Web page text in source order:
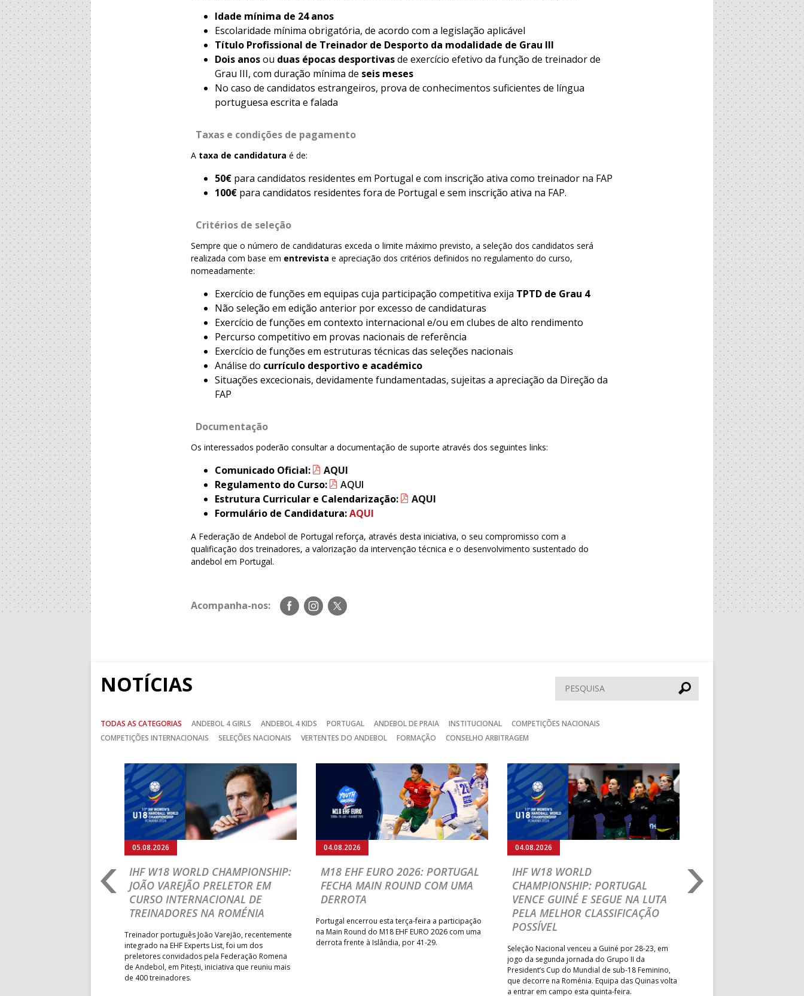
Idade mínima de 24 anos
Escolaridade mínima obrigatória, de acordo com a legislação aplicável
Título Profissional de Treinador de Desporto da modalidade de Grau III
Dois anosou duas épocas desportivasde exercício efetivo da função de treinador de
Grau III, com duração mínima de seis meses
No caso de candidatos estrangeiros, prova de conhecimentos suficientes de língua
portuguesa escrita e falada
Taxas e condições de pagamento
A taxa de candidatura é de:
50€ para candidatos residentes em Portugal e com inscrição ativa como treinador na FAP
100€ para candidatos residentes fora de Portugal e sem inscrição ativa na FAP.
Critérios de seleção
Sempre que o número de candidaturas exceda o limite máximo previsto, a seleção dos candidatos será
realizada com base em entrevista e apreciação dos critérios definidos no regulamento do curso,
nomeadamente:
Exercício de funções em equipas cuja participação competitiva exija TPTD de Grau 4
Não seleção em edição anterior por excesso de candidaturas
Exercício de funções em contexto internacional e/ou em clubes de alto rendimento
Percurso competitivo em provas nacionais de referência
Exercício de funções em estruturas técnicas das seleções nacionais
Análise do currículo desportivo e académico
Situações excecionais, devidamente fundamentadas, sujeitas a apreciação da Direção da
FAP
Documentação
Os interessados poderão consultar a documentação de suporte através dos seguintes links:
Comunicado Oficial:
AQUI
Regulamento do Curso:
AQUI
Estrutura Curricular e Calendarização:
AQUI
Formulário de Candidatura:AQUI
A Federação de Andebol de Portugal reforça, através desta iniciativa, o seu compromisso com a
qualificação dos treinadores, a valorização da intervenção técnica e o desenvolvimento sustentado do
andebol em Portugal.
Acompanha-nos:
Siga-
nos
Siga-
nos
Siga-
nos
NOTÍCIAS Pesquisar
TODAS AS CATEGORIAS ANDEBOL 4 GIRLS ANDEBOL 4 KIDS PORTUGAL ANDEBOL DE PRAIA INSTITUCIONAL
COMPETIÇÕES NACIONAIS
COMPETIÇÕES INTERNACIONAIS
SELEÇÕES NACIONAIS VERTENTES DO ANDEBOL FORMAÇÃO CONSELHO ARBITRAGEM
05.08.2026
IHF W18 WORLD CHAMPIONSHIP:
JOÃO VAREJÃO PRELETOR EM
CURSO INTERNACIONAL DE
TREINADORES NA ROMÉNIA
Treinador português João Varejão, recentemente
integrado na EHF Experts List, foi um dos
preletores convidados pela Federação Romena
de Andebol, em Pitești, iniciativa que reuniu mais
de 400 treinadores.
04.08.2026
M18 EHF EURO 2026: PORTUGAL
FECHA MAIN ROUND COM UMA
DERROTA
Portugal encerrou esta terça-feira a participação
na Main Round do M18 EHF EURO 2026 com uma
derrota frente à Islândia, por 41-29.
04.08.2026
IHF W18 WORLD
CHAMPIONSHIP: PORTUGAL
VENCE GUINÉ E SEGUE NA LUTA
PELA MELHOR CLASSIFICAÇÃO
POSSÍVEL
Seleção Nacional venceu a Guiné por 28-23, em
jogo da segunda jornada do Grupo II da
President’s Cup do Mundial de sub-18 Feminino,
que decorre na Roménia. Equipa das Quinas volta
a entrar em campo esta quinta-feira.
Anterior Seguinte